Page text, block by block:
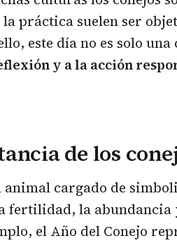
práctica suelen ser
este día no es solo
y a la acción
de los
animal cargado de
fertilidad, la
el Año del Conejo